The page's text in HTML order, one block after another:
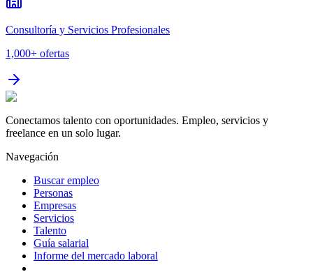
Consultoría y Servicios Profesionales
1,000+ ofertas
Conectamos talento con oportunidades. Empleo, servicios y
freelance en un solo lugar.
Navegación
Buscar empleo
Personas
Empresas
Servicios
Talento
Guía salarial
Informe del mercado laboral